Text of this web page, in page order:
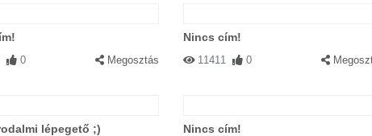
0 Megosztás
Nincs cím!
11411 0
lépegető ;) Nincs cím!